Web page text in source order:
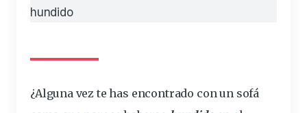
hundido
¿Alguna vez te has encontrado con un sofá